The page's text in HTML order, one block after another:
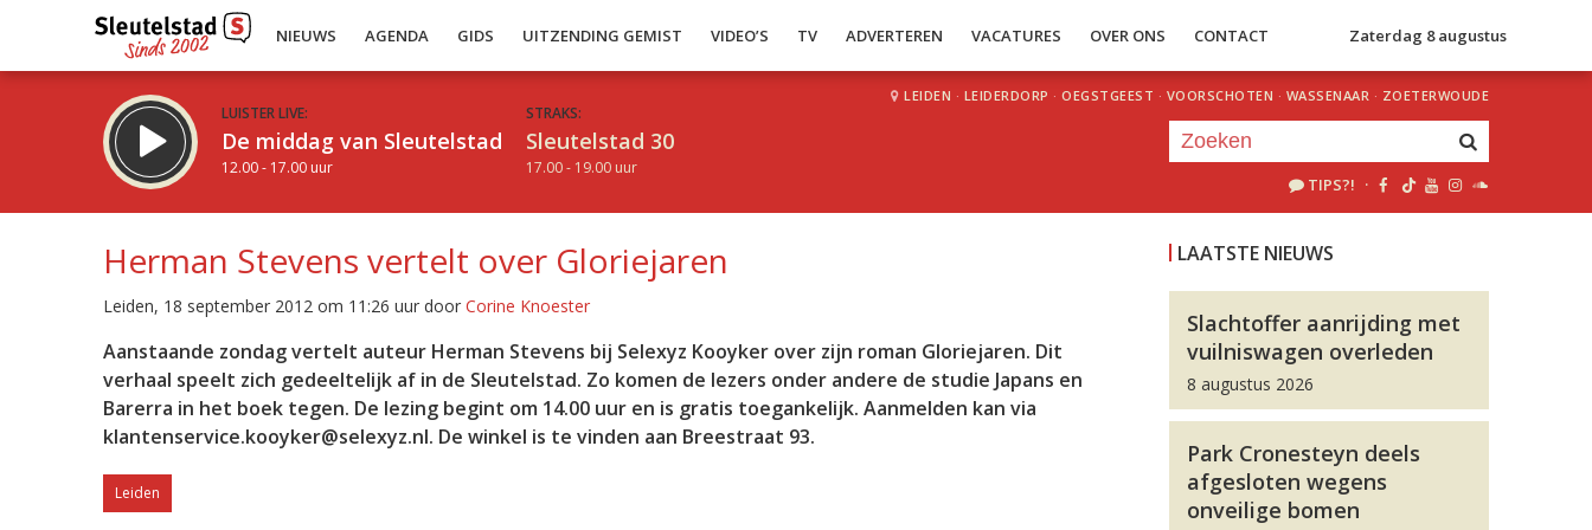
NIEUWS AGENDA GIDS UITZENDING GEMIST VIDEO’S TV ADVERTEREN VACATURES OVER ONS CONTACT Zaterdag 8 augustus
LUISTER LIVE:
De middag van Sleutelstad
12.00 - 17.00 uur
STRAKS:
Sleutelstad 30
17.00 - 19.00 uur
LEIDEN · LEIDERDORP · OEGSTGEEST · VOORSCHOTEN · WASSENAAR · ZOETERWOUDE
TIPS?! ·
Herman Stevens vertelt over Gloriejaren
Leiden, 18 september 2012 om 11:26 uur door Corine Knoester
Aanstaande zondag vertelt auteur Herman Stevens bij Selexyz Kooyker over zijn roman Gloriejaren. Dit
verhaal speelt zich gedeeltelijk af in de Sleutelstad. Zo komen de lezers onder andere de studie Japans en
Barerra in het boek tegen. De lezing begint om 14.00 uur en is gratis toegankelijk. Aanmelden kan via
klantenservice.kooyker@selexyz.nl. De winkel is te vinden aan Breestraat 93.
Leiden
LAATSTE NIEUWS
Slachtoffer aanrijding met
vuilniswagen overleden
8 augustus 2026
Park Cronesteyn deels
afgesloten wegens
onveilige bomen